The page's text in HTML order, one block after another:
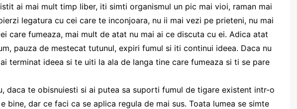
ai mai mult timp liber, iti simti organismul un pic mai vioi, raman mai
legatura cu cei care te inconjoara, nu ii mai vezi pe prieteni, nu mai
care fumeaza, mai mult de atat nu mai ai ce discuta cu ei. Adica atat
pauza de mestecat tutunul, expiri fumul si iti continui ideea. Daca nu
terminat ideea si te uiti la ala de langa tine care fumeaza si ti se pare
daca te obisnuiesti si ai putea sa suporti fumul de tigare existent intr-o
bine, dar ce faci ca se aplica regula de mai sus. Toata lumea se simte